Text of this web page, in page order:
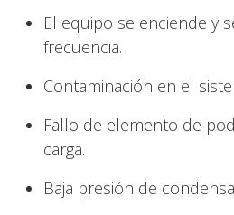
El equipo se enciende y
frecuencia.
Contaminación en el
Fallo de elemento de
carga.
Baja presión de